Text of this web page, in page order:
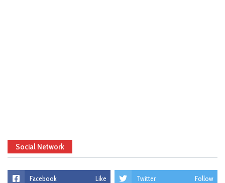
Social Network
Facebook Like Twitter Follow